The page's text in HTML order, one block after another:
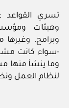
تسري القواعد
وهيئات
وبرامج،
-سواء كانت
وما ينشأ منها
لنظام العمل